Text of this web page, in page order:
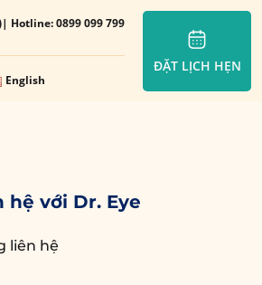
| Hotline: 0899 099 799
English
ĐẶT LỊCH HẸN
hệ với Dr. Eye
liên hệ